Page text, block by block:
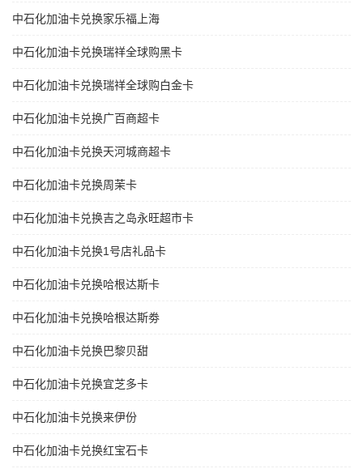
中石化加油卡兑换家乐福上海
中石化加油卡兑换瑞祥全球购黑卡
中石化加油卡兑换瑞祥全球购白金卡
中石化加油卡兑换广百商超卡
中石化加油卡兑换天河城商超卡
中石化加油卡兑换周茉卡
中石化加油卡兑换吉之岛永旺超市卡
中石化加油卡兑换1号店礼品卡
中石化加油卡兑换哈根达斯卡
中石化加油卡兑换哈根达斯劵
中石化加油卡兑换巴黎贝甜
中石化加油卡兑换宜芝多卡
中石化加油卡兑换来伊份
中石化加油卡兑换红宝石卡